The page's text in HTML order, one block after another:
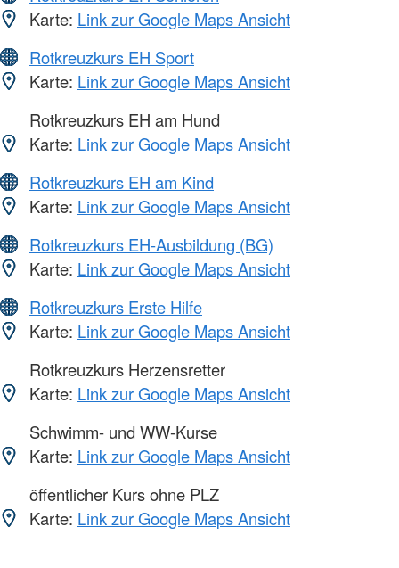
Karte: Link zur Google Maps Ansicht
Rotkreuzkurs EH Sport
Karte: Link zur Google Maps Ansicht
Rotkreuzkurs EH am Hund
Karte: Link zur Google Maps Ansicht
Rotkreuzkurs EH am Kind
Karte: Link zur Google Maps Ansicht
Rotkreuzkurs EH-Ausbildung (BG)
Karte: Link zur Google Maps Ansicht
Rotkreuzkurs Erste Hilfe
Karte: Link zur Google Maps Ansicht
Rotkreuzkurs Herzensretter
Karte: Link zur Google Maps Ansicht
Schwimm- und WW-Kurse
Karte: Link zur Google Maps Ansicht
öffentlicher Kurs ohne PLZ
Karte: Link zur Google Maps Ansicht